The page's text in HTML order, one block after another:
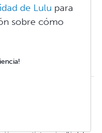
en Adobe InDesign
Adobe InDesign
que describe un
que se extienden
de Lulu para
sobre cómo